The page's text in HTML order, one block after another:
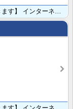
【都市ガス仕様で月々の光熱費を抑えて入居できます】 インターネット無料★バス停徒歩1分と小倉方面戸畑･･･